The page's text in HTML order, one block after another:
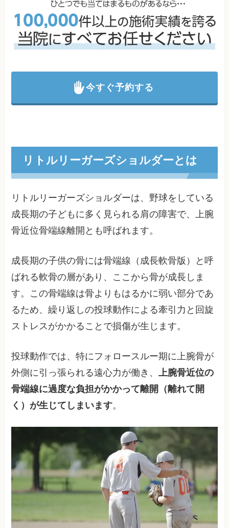
今すぐ予約する
リトルリーガーズショルダーとは
リトルリーガーズショルダーは、野球をしている
成長期の子どもに多く見られる肩の障害で、上腕
骨近位骨端線離開とも呼ばれます。
成長期の子供の骨には骨端線（成長軟骨版）と呼
ばれる軟骨の層があり、ここから骨が成長しま
す。この骨端線は骨よりもはるかに弱い部分であ
るため、繰り返しの投球動作による牽引力と回旋
ストレスがかかることで損傷が生じます。
投球動作では、特にフォロースルー期に上腕骨が
外側に引っ張られる遠心力が働き、
上腕骨近位の
骨端線に過度な負担がかかって離開（離れて開
く）が生じてしまいます。